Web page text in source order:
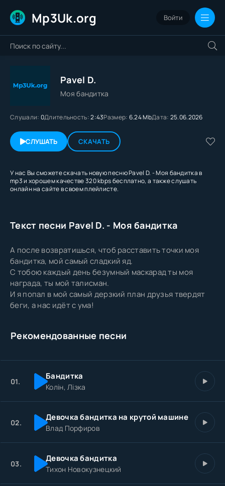
Mp3Uk.org Войти
Pavel D.
Моя бандитка
Слушали: 0Длительность:2:43Размер: 6.24 MbДата: 25.06.2026
СЛУШАТЬ СКАЧАТЬ
У нас Вы сможете скачать новую песню Pavel D. - Моя бандитка в
mp3 и хорошем качестве 320 kbps бесплатно, а также слушать
онлайн на сайте в своем плейлисте.
Текст песни Pavel D. - Моя бандитка
А после возвратишься, чтоб расставить точки моя
бандитка, мой самый сладкий яд.
С тобою каждый день безумный маскарад ты моя
награда, ты мой талисман.
И я попал в мой самый дерзкий план друзья твердят
беги, а нас идёт с ума!
Рекомендованные песни
01. Бандитка
Колін, Лізка
02. Девочка бандитка на крутой машине
Влад Порфиров
03. Девочка бандитка
Тихон Новокузнецкий